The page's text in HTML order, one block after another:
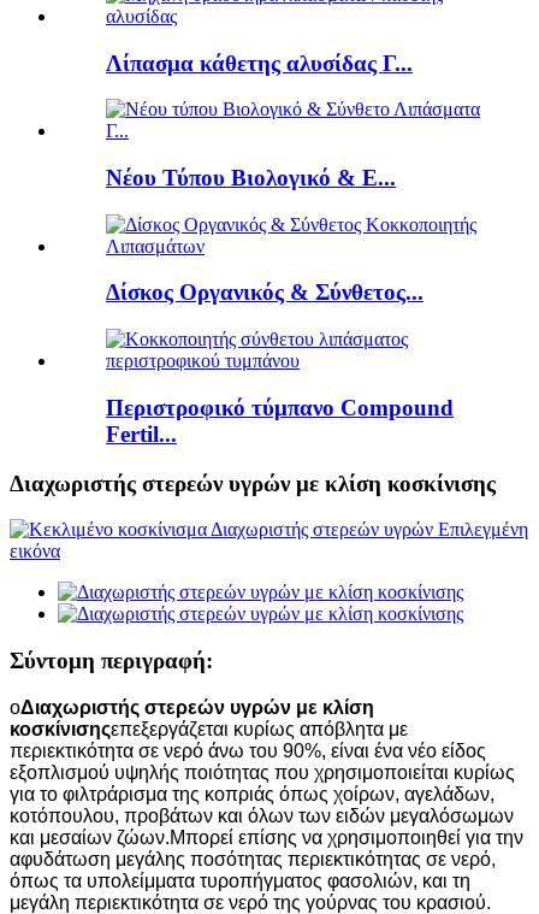
Λίπασμα κάθετης αλυσίδας Γ...
Νέου Τύπου Βιολογικό & Ε...
Δίσκος Οργανικός & Σύνθετος...
Περιστροφικό τύμπανο Compound
Fertil...
Διαχωριστής στερεών υγρών με κλίση κοσκίνισης
Σύντομη περιγραφή:
οΔιαχωριστής στερεών υγρών με κλίση
κοσκίνισηςεπεξεργάζεται κυρίως απόβλητα με
περιεκτικότητα σε νερό άνω του 90%, είναι ένα νέο είδος
εξοπλισμού υψηλής ποιότητας που χρησιμοποιείται κυρίως
για το φιλτράρισμα της κοπριάς όπως χοίρων, αγελάδων,
κοτόπουλου, προβάτων και όλων των ειδών μεγαλόσωμων
και μεσαίων ζώων.Μπορεί επίσης να χρησιμοποιηθεί για την
αφυδάτωση μεγάλης ποσότητας περιεκτικότητας σε νερό,
όπως τα υπολείμματα τυροπήγματος φασολιών, και τη
μεγάλη περιεκτικότητα σε νερό της γούρνας του κρασιού.